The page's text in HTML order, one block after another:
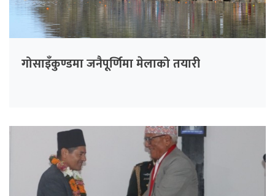
गोसाइँकुण्डमा जनैपूर्णिमा मेलाको तयारी